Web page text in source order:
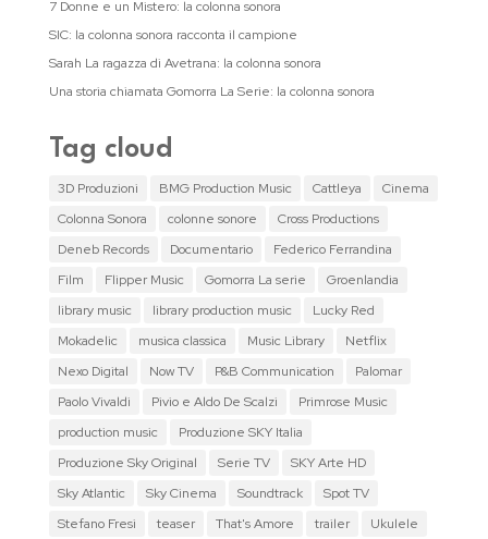
7 Donne e un Mistero: la colonna sonora
SIC: la colonna sonora racconta il campione
Sarah La ragazza di Avetrana: la colonna sonora
Una storia chiamata Gomorra La Serie: la colonna sonora
Tag cloud
3D Produzioni BMG Production Music Cattleya
Cinema
Colonna Sonora
colonne sonore
Cross Productions
Deneb Records
Documentario
Federico Ferrandina
Film
Flipper Music Gomorra La serie
Groenlandia
library music
library production music
Lucky Red
Mokadelic
musica classica Music Library
Netflix
Nexo Digital
Now TV P&B Communication
Palomar
Paolo Vivaldi
Pivio e Aldo De Scalzi
Primrose Music
production music
Produzione SKY Italia
Produzione Sky Original
Serie TV
SKY Arte HD
Sky Atlantic
Sky Cinema Soundtrack
Spot TV
Stefano Fresi
teaser That's Amore trailer
Ukulele